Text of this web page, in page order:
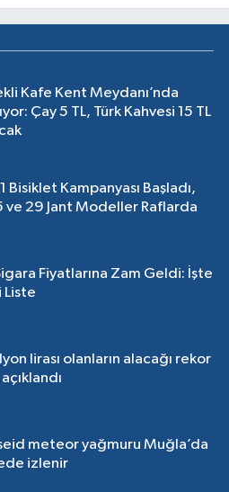
Ne Kadar?
Kafe Kent Meydanı’nda
Çay 5 TL, Türk Kahvesi 15 TL
Bisiklet Kampanyası Başladı,
ve 29 Jant Modeller Raflarda
Fiyatlarına Zam Geldi: İşte
Liste
lirası olanların alacağı rekor
meteor yağmuru Muğla’da
izlenir